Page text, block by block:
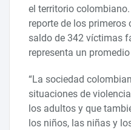
el territorio
reporte de los primeros
saldo de 342 víctimas
representa un
“La sociedad
situaciones de
los adultos y que
los niños, las niñas y